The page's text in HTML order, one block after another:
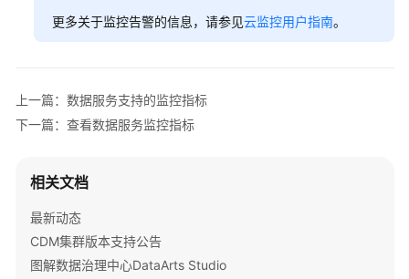
程
并
配
Studio
权
用
更多关于监控告警的信息，请参见云监控用户指南。
上一篇：数据服务支持的监控指标
下一篇：查看数据服务监控指标
相关文档
最新动态
CDM集群版本支持公告
图解数据治理中心DataArts Studio